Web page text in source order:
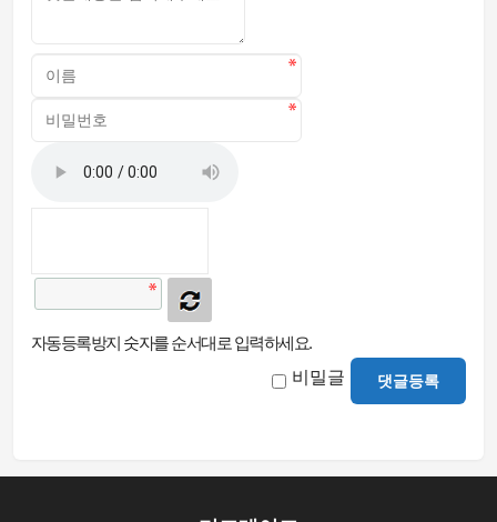
자동등록방지 숫자를 순서대로 입력하세요.
비밀글 댓글등록